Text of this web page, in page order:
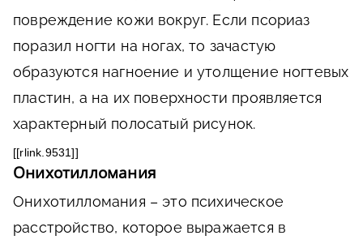
повреждение кожи вокруг. Если псориаз
поразил ногти на ногах, то зачастую
образуются нагноение и утолщение ногтевых
пластин, а на их поверхности проявляется
характерный полосатый рисунок.
[[rlink.9531]]
Онихотилломания
Онихотилломания – это психическое
расстройство, которое выражается в